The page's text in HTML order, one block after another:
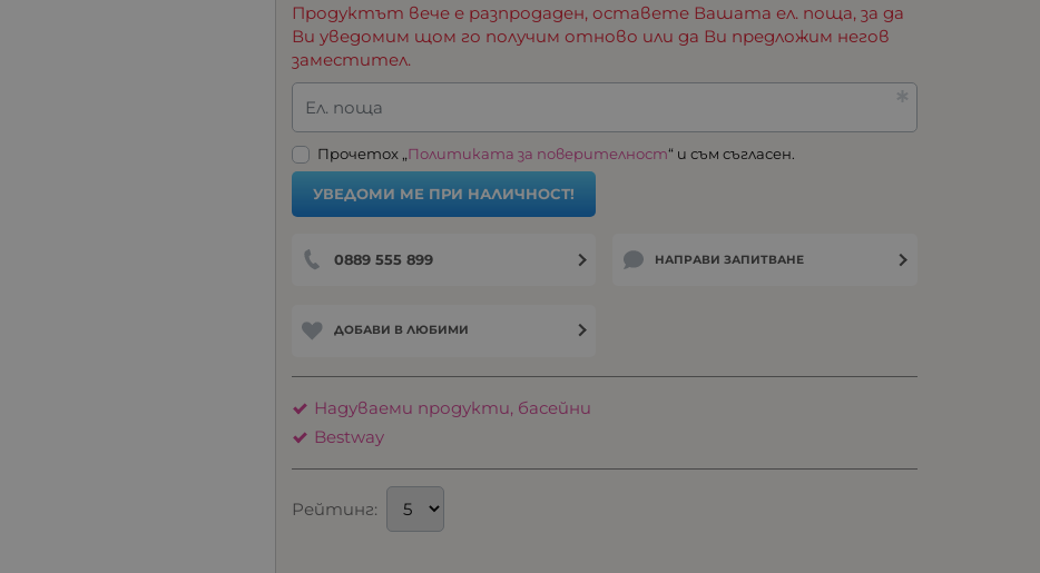
Продуктът вече е разпродаден, оставете Вашата ел. поща, за да
Ви уведомим щом го получим отново или да Ви предложим негов
заместител.
Ел. поща
Прочетох „Политиката за поверителност“ и съм съгласен.
УВЕДОМИ МЕ ПРИ НАЛИЧНОСТ!
0889 555 899 НАПРАВИ ЗАПИТВАНЕ
ДОБАВИ В ЛЮБИМИ
Надуваеми продукти, басейни
Bestway
Рейтинг: